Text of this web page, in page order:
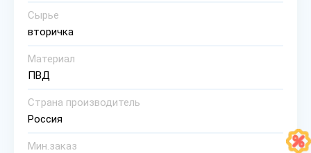
Сырье
вторичка
Материал
ПВД
Страна производитель
Россия
Мин.заказ